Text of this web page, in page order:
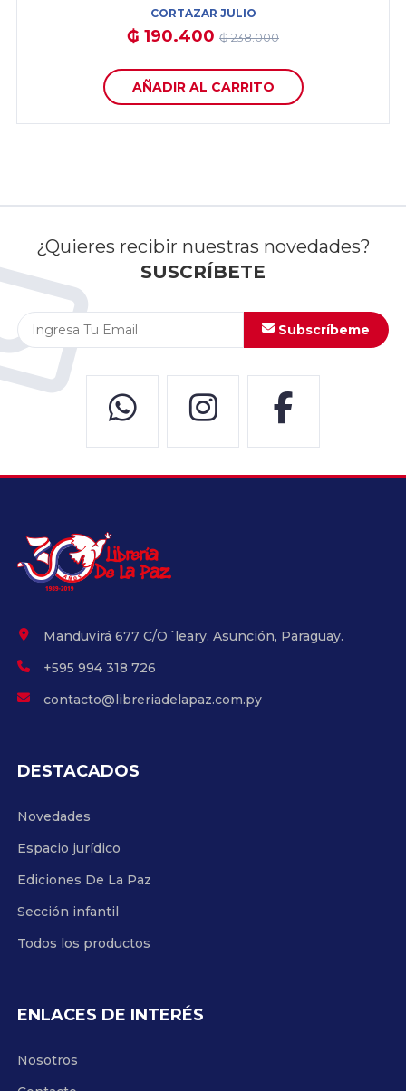
CORTAZAR JULIO
₲ 190.400 ₲ 238.000
AÑADIR AL CARRITO
¿Quieres recibir nuestras novedades?
SUSCRÍBETE
Subscríbeme
Manduvirá 677 C/O´leary. Asunción, Paraguay.
+595 994 318 726
contacto@libreriadelapaz.com.py
DESTACADOS
Novedades
Espacio jurídico
Ediciones De La Paz
Sección infantil
Todos los productos
ENLACES DE INTERÉS
Nosotros